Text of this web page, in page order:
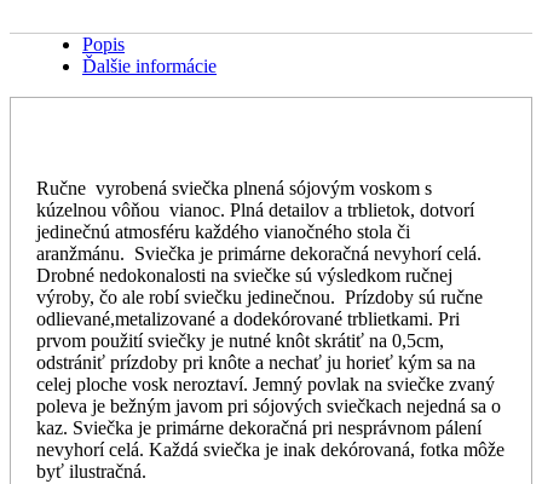
Popis
Ďalšie informácie
Ručne vyrobená sviečka plnená sójovým voskom s
kúzelnou vôňou vianoc. Plná detailov a trblietok, dotvorí
jedinečnú atmosféru každého vianočného stola či
aranžmánu. Sviečka je primárne dekoračná nevyhorí celá.
Drobné nedokonalosti na sviečke sú výsledkom ručnej
výroby, čo ale robí sviečku jedinečnou. Prízdoby sú ručne
odlievané,metalizované a dodekórované trblietkami. Pri
prvom použití sviečky je nutné knôt skrátiť na 0,5cm,
odstrániť prízdoby pri knôte a nechať ju horieť kým sa na
celej ploche vosk neroztaví. Jemný povlak na sviečke zvaný
poleva je bežným javom pri sójových sviečkach nejedná sa o
kaz. Sviečka je primárne dekoračná pri nesprávnom pálení
nevyhorí celá. Každá sviečka je inak dekórovaná, fotka môže
byť ilustračná.